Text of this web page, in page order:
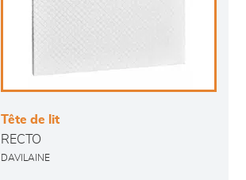
Tête de lit
RECTO
DAVILAINE